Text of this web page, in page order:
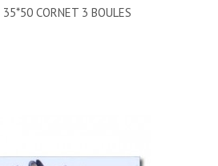
CORNET 3 BOULES